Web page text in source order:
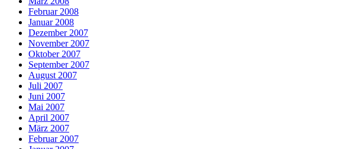
Februar 2008
Januar 2008
Dezember 2007
November 2007
Oktober 2007
September 2007
August 2007
Juli 2007
Juni 2007
Mai 2007
April 2007
März 2007
Februar 2007